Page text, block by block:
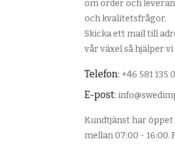
om order och
och kvalitetsfrågor.
Skicka ett mail till
vår växel så hjälper vi
Telefon: +46 581 135
E-post:
Kundtjänst har
mellan 07:00 - 16:00.